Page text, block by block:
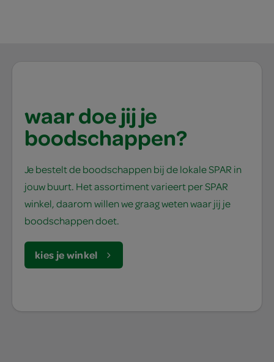
waar doe jij je
boodschappen?
Je bestelt de boodschappen bij de lokale SPAR in
jouw buurt. Het assortiment varieert per SPAR
winkel, daarom willen we graag weten waar jij je
boodschappen doet.
kies je winkel